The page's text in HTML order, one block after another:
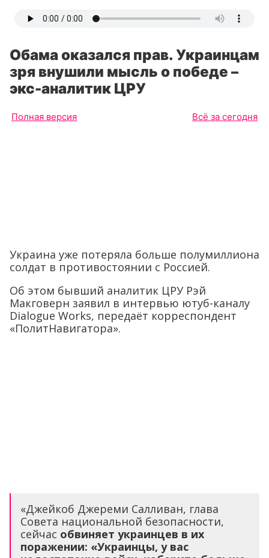
Обама оказался прав. Украинцам
зря внушили мысль о победе –
экс-аналитик ЦРУ
Полная версия Всё за сегодня
Украина уже потеряла больше полумиллиона
солдат в противостоянии с Россией.
Об этом бывший аналитик ЦРУ Рэй
Макговерн заявил в интервью ютуб-каналу
Dialogue Works, передаёт корреспондент
«ПолитНавигатора».
«Джейкоб Джереми Салливан, глава
Совета национальной безопасности,
сейчас обвиняет украинцев в их
поражении: «Украинцы, у вас